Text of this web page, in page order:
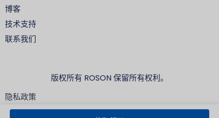
博客
技术支持
联系我们
版权所有 ROSON 保留所有权利。
隐私政策